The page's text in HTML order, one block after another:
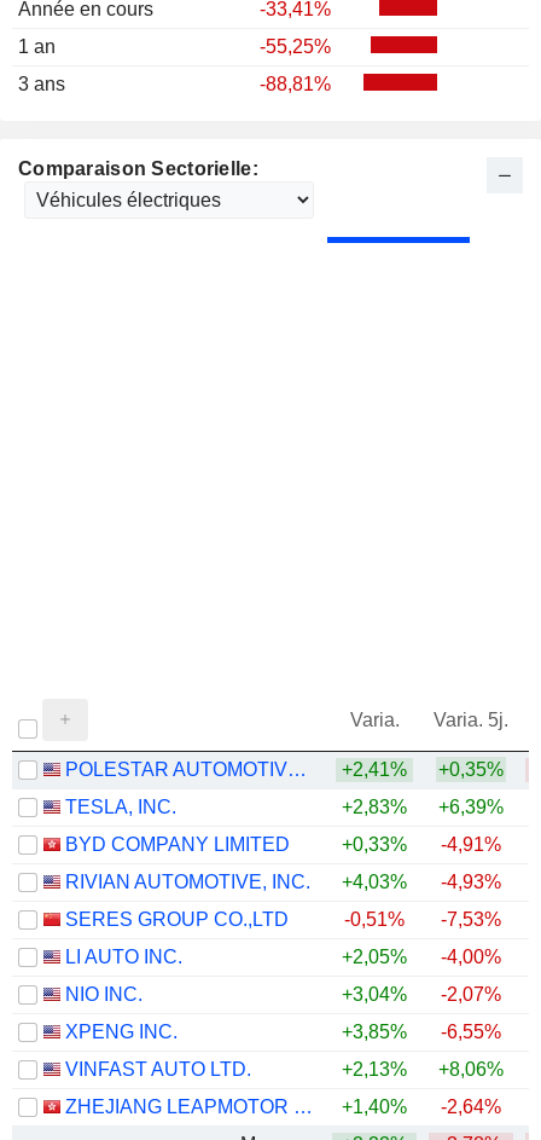
Année en cours
-33,41%
1 an
-55,25%
3 ans
-88,81%
Comparaison Sectorielle:
Varia. Varia. 5j.
POLESTAR AUTOMOTIVE HOLDING UK PLC +2,41% +0,35%
TESLA, INC.
+2,83% +6,39%
BYD COMPANY LIMITED
+0,33% -4,91%
RIVIAN AUTOMOTIVE, INC.
+4,03% -4,93%
SERES GROUP CO.,LTD
-0,51% -7,53%
LI AUTO INC.
+2,05% -4,00%
NIO INC.
+3,04% -2,07%
XPENG INC.
+3,85% -6,55%
VINFAST AUTO LTD.
+2,13% +8,06%
ZHEJIANG LEAPMOTOR TECHNOLOGY CO., LTD.
+1,40% -2,64%